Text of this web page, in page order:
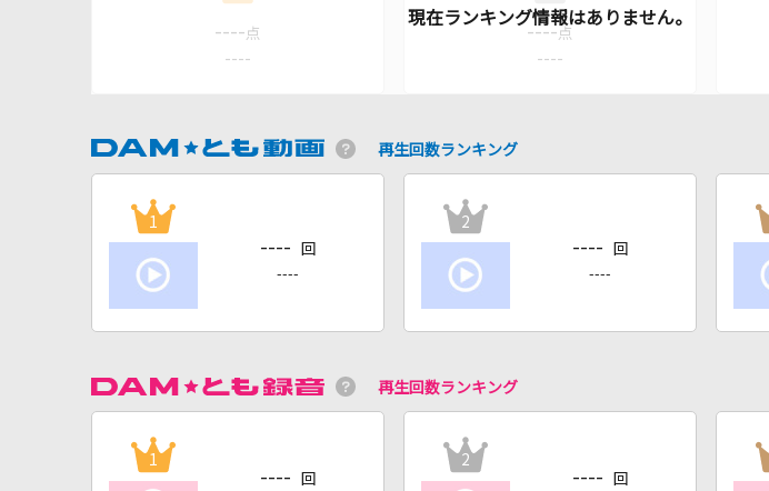
---- 点
----
---- 点
----
再生回数ランキング
1
---- 回
----
2
---- 回
----
再生回数ランキング
1
---- 回
2
---- 回